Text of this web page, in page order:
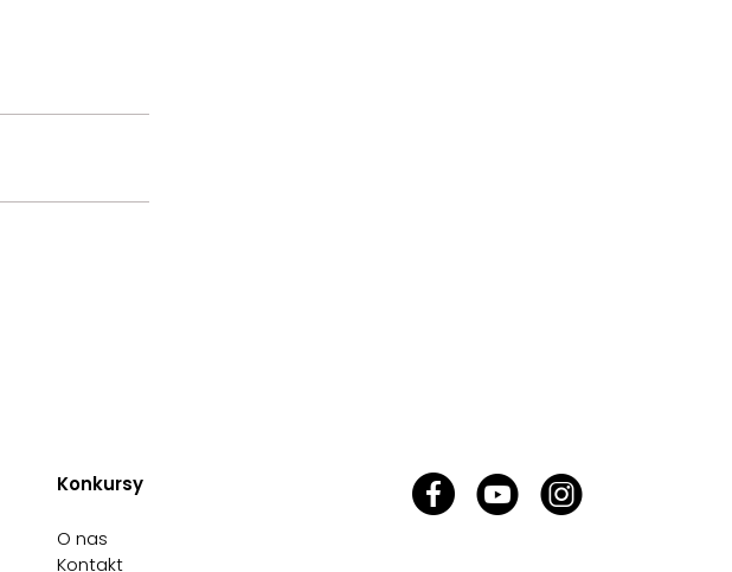
Konkursy
O nas
Kontakt